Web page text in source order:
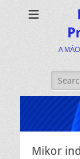
A
Mikor